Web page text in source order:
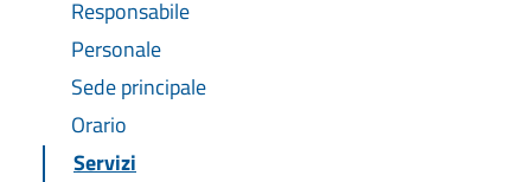
Responsabile
Personale
Sede principale
Orario
Servizi